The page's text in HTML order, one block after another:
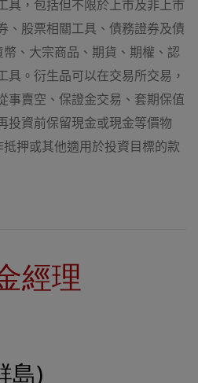
具，包括但不限於上市及非上市
、股票相關工具、債務證券及債
幣、大宗商品、期貨、期權、認
具。衍生品可以在交易所交易，
事賣空、保證金交易、套期保值
投資前保留現金或現金等價物
抵押或其他適用於投資目標的款
經理
島)
東英資管認為可靠的來源﹐或以
管不能﹐亦不會就任何資料或資
性、及時性或完整性作出任何保
認任何商業保護﹐或某特定目的
本網址上的資料﹐僅按當時情況
一切資料或意見﹐如有任何變
中斷情況﹐或任何其他人士的行
接或使用本網址或所載資料而蒙
功能離開本網址﹐並流覽並非由
風險由流覽者自行承擔。若因該
子內容的準確性、主旨、品質或
或聲明﹐亦不承擔任何責任。